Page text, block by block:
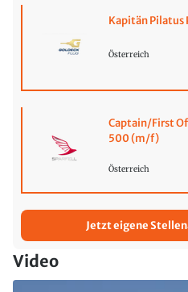
Kapitän Pilatus
Österreich
Captain/First
500 (m/f)
Österreich
Jetzt eigene
Video